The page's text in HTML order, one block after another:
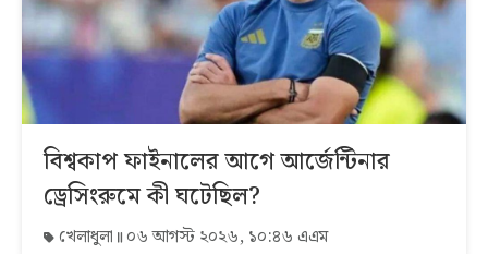
বিশ্বকাপ ফাইনালের আগে আর্জেন্টিনার
ড্রেসিংরুমে কী ঘটেছিল?
খেলাধুলা ০৬ আগস্ট ২০২৬, ১০:৪৬ এএম